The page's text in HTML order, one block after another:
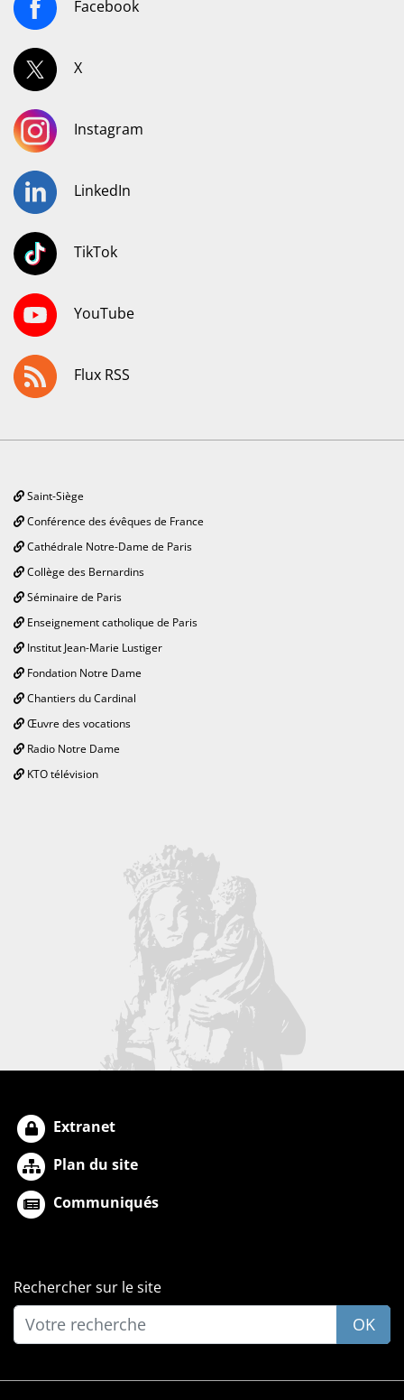
Facebook
X
Instagram
LinkedIn
TikTok
YouTube
Flux RSS
Saint-Siège
Conférence des évêques de France
Cathédrale Notre-Dame de Paris
Collège des Bernardins
Séminaire de Paris
Enseignement catholique de Paris
Institut Jean-Marie Lustiger
Fondation Notre Dame
Chantiers du Cardinal
Œuvre des vocations
Radio Notre Dame
KTO télévision
Extranet
Plan du site
Communiqués
Rechercher sur le site
OK